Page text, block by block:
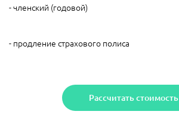
- членский (годовой)
- продление страхового полиса
Рассчитать стоимость